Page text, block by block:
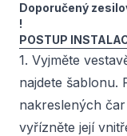
Doporučený
!
POSTUP
1. Vyjměte
najdete šablonu.
nakreslených
vyřízněte její